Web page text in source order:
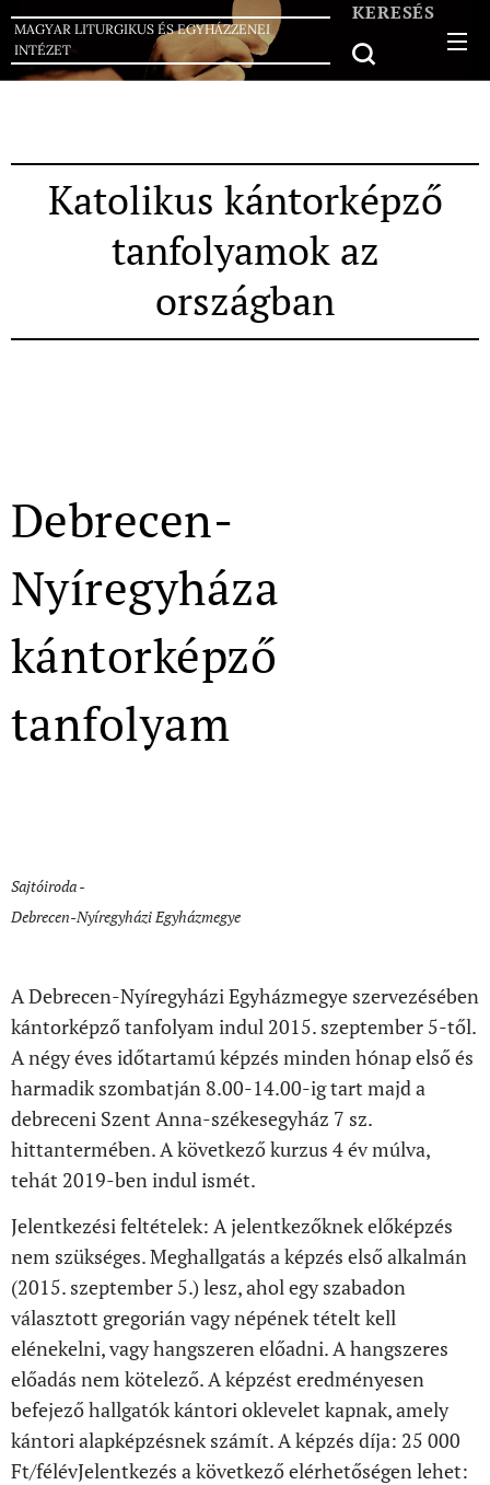
MAGYAR LITURGIKUS ÉS EGYHÁZZENEI
INTÉZET
KERESÉS
Katolikus kántorképző
tanfolyamok az
országban
Debrecen-
Nyíregyháza
kántorképző
tanfolyam
Sajtóiroda -
Debrecen-Nyíregyházi Egyházmegye
A Debrecen-Nyíregyházi Egyházmegye szervezésében
kántorképző tanfolyam indul 2015. szeptember 5-től.
A négy éves időtartamú képzés minden hónap első és
harmadik szombatján 8.00-14.00-ig tart majd a
debreceni Szent Anna-székesegyház 7 sz.
hittantermében. A következő kurzus 4 év múlva,
tehát 2019-ben indul ismét.
Jelentkezési feltételek: A jelentkezőknek előképzés
nem szükséges. Meghallgatás a képzés első alkalmán
(2015. szeptember 5.) lesz, ahol egy szabadon
választott gregorián vagy népének tételt kell
elénekelni, vagy hangszeren előadni. A hangszeres
előadás nem kötelező. A képzést eredményesen
befejező hallgatók kántori oklevelet kapnak, amely
kántori alapképzésnek számít. A képzés díja: 25 000
Ft/félévJelentkezés a következő elérhetőségen lehet: